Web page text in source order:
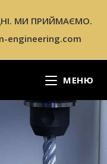
МИ ПРИЙМАЄМО.
engineering.com
МЕНЮ